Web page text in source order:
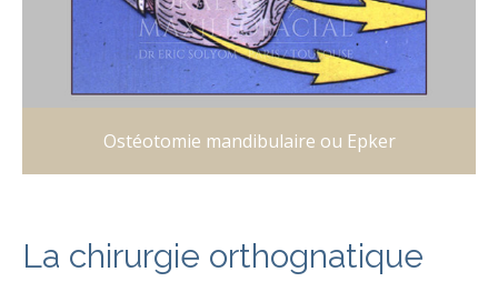
Ostéotomie mandibulaire ou Epker
La chirurgie orthognatique